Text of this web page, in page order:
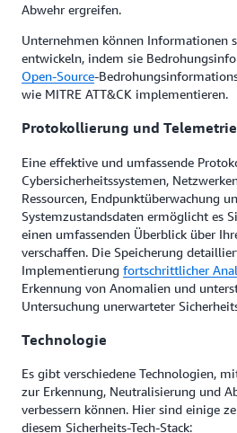
Abwehr ergreifen.
Unternehmen können Informationen
entwickeln, indem sie
Open-Source-
wie MITRE ATT&CK implementieren.
Protokollierung und Telemetrie
Eine effektive und umfassende
Cybersicherheitssystemen,
Ressourcen, Endpunktüberwachung
Systemzustandsdaten ermöglicht es
einen umfassenden Überblick über
verschaffen. Die Speicherung
Implementierung fortschrittlicher
Erkennung von Anomalien und
Untersuchung unerwarteter
Technologie
Es gibt verschiedene Technologien,
zur Erkennung, Neutralisierung und
verbessern können. Hier sind einige
diesem Sicherheits-Tech-Stack: